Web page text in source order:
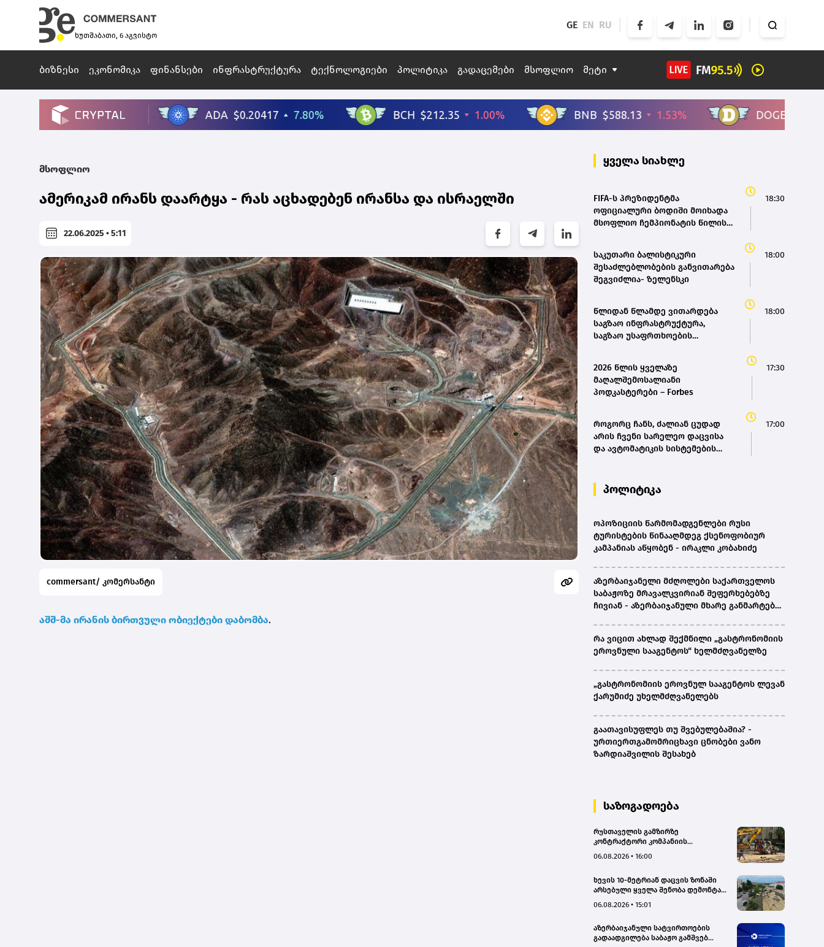
ხუთშაბათი, 6 აგვისტო
GE EN RU
ბიზნესი ეკონომიკა ფინანსები ინფრასტრუქტურა ტექნოლოგიები პოლიტიკა გადაცემები მსოფლიო მეტი
მსოფლიო
ამერიკამ ირანს დაარტყა - რას აცხადებენ ირანსა და ისრაელში
22.06.2025 • 5:11
commersant/ კომერსანტი
აშშ-მა ირანის ბირთვული ობიექტები დაბომბა.
ყველა სიახლე
FIFA-ს პრეზიდენტმა
ოფიციალური ბოდიში მოიხადა
მსოფლიო ჩემპიონატის წილის
18:30
საკუთარი ბალისტიკური
შესაძლებლობების განვითარება
შეგვიძლია- ზელენსკი
18:00
წლიდან წლამდე ვითარდება
საგზაო ინფრასტრუქტურა,
საგზაო უსაფრთხოების
ავამაღლოთ უსაფრთხოების
ხარისხი საქართველოს გზებზე,
ამას სჭირდება თანმიმდევრული
18:00
2026 წლის ყველაზე
მაღალშემოსალიანი
პოდკასტერები – Forbes
17:30
როგორც ჩანს, ძალიან ცუდად
არის ჩვენი სარელეო დაცვისა
და ავტომატიკის სისტემების
17:00
პოლიტიკა
ოპოზიციის წარმომადგენლები რუსი
ტურისტების წინააღმდეგ ქსენოფობიურ
კამპანიას აწყობენ - ირაკლი კობახიძე
აზერბაიჯანელი მძღოლები საქართველოს
საბაჟოზე მრავალკვირიან შეფერხებებზე
ჩივიან - აზერბაიჯანული მხარე განმარტებას
რა ვიცით ახლად შექმნილი „გასტრონომიის
ეროვნული სააგენტოს“ ხელმძღვანელზე
„გასტრონომიის ეროვნულ სააგენტოს ლევან
ქარუმიძე უხელმძღვანელებს
გაათავისუფლეს თუ შვებულებაშია? -
ურთიერთგამომრიცხავი ცნობები ვანო
ზარდიაშვილის შესახებ
საზოგადოება
რუსთაველის გამზირზე
კონტრაქტორი კომპანიის
ახლოს იმოძრავა, რამაც ნიადაგის
გამოიწვია, გადაბრუნდა
ავტომანქანა - თვითმცლელში
იმყოფებოდა მცირეწლოვანი ბავშვი
06.08.2026 • 16:00
ხევის 10-მეტრიან დაცვის ზონაში
არსებული ყველა შენობა დემონტაჟს
06.08.2026 • 15:01
აზერბაიჯანული სატვირთოების
გადაადგილება საბაჟო გამშვებ